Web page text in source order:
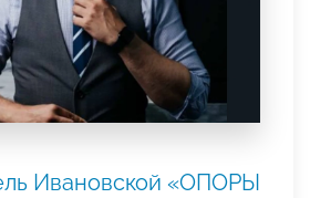
Ивановской «ОПОРЫ